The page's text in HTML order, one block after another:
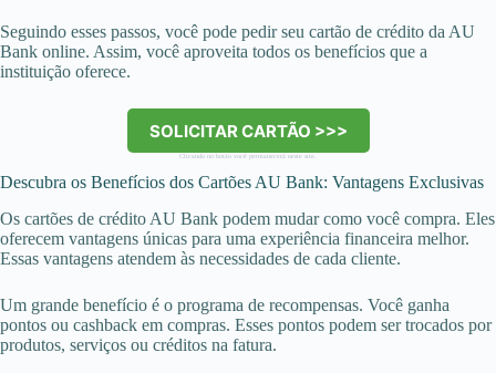
Seguindo esses passos, você pode pedir seu cartão de crédito da AU
Bank online. Assim, você aproveita todos os benefícios que a
instituição oferece.
SOLICITAR CARTÃO >>>
Clicando no botão você permanecerá neste site.
Descubra os Benefícios dos Cartões AU Bank: Vantagens Exclusivas
Os cartões de crédito AU Bank podem mudar como você compra. Eles
oferecem vantagens únicas para uma experiência financeira melhor.
Essas vantagens atendem às necessidades de cada cliente.
Um grande benefício é o programa de recompensas. Você ganha
pontos ou cashback em compras. Esses pontos podem ser trocados por
produtos, serviços ou créditos na fatura.